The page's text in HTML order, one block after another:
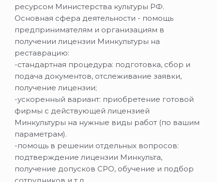
ресурсом Министерства культуры РФ.
Основная сфера деятельности - помощь
предпринимателям и организациям в
получении лицензии Минкультуры на
реставрацию:
-стандартная процедура: подготовка, сбор и
подача документов, отслеживание заявки,
получение лицензии;
-ускоренный вариант: приобретение готовой
фирмы с действующей лицензией
Минкультуры на нужные виды работ (по вашим
параметрам).
-помощь в решении отдельных вопросов:
подтверждение лицензии Минкульта,
получение допусков СРО, обучение и подбор